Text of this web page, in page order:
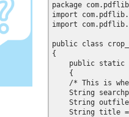
package
import
import
public class
{
public static
    {
/* This is
String
String
String title